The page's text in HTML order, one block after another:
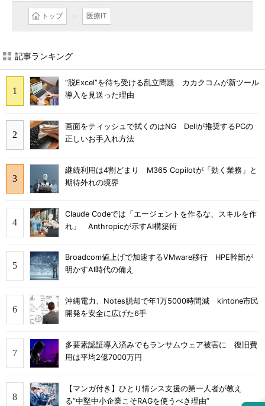
トップ 医療IT
記事ランキング
“脱Excel”を待ち受ける乱立問題 カカクコムが新ツール
導入を見送った理由
画面をティッシュで拭くのはNG Dellが推奨するPCの
正しいお手入れ方法
継続利用は4割どまり M365 Copilotが「効く業務」と
期待外れの境界
Claude Codeでは「エージェントを作るな、スキルを作
れ」 Anthropicが示すAI構築術
Broadcom値上げで加速するVMware移行 HPE幹部が
明かすAI時代の備え
沖縄電力、Notes脱却で年1万5000時間減 kintone市民
開発を安全に広げた6手
多要素認証導入済みでもランサムウェア被害に 復旧費
用は平均2億7000万円
【マンガ付き】ひとり情シス支援の第一人者が教え
る”中堅中小企業こそRAGを使うべき理由”